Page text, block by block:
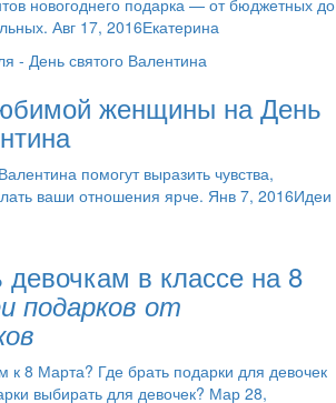
новогоднего подарка — от бюджетных до
Авг 17, 2016Екатерина
- День святого Валентина
женщины на День
помогут выразить чувства,
ваши отношения ярче. Янв 7, 2016Идеи
девочкам в классе на 8
подарков от
к 8 Марта? Где брать подарки для девочек
выбирать для девочек? Мар 28,